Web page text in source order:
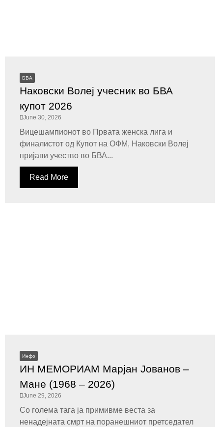
БВА
Наковски Волеј учесник во БВА
купот 2026
June 30, 2026
Вицешампионот во Првата женска лига и
финалистот од Купот на ОФМ, Наковски Волеј
пријави учество во БВА...
Read More
Инфо
ИН МЕМОРИАМ Марјан Јованов –
Мане (1968 – 2026)
June 29, 2026
Со голема тага ја примивме веста за
ненадејната смрт на поранешниот претседател